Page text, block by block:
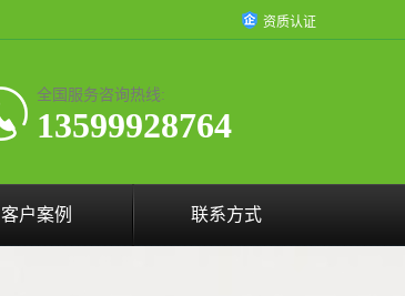
资质认证
全国服务咨询热线:
13599928764
客户案例 联系方式